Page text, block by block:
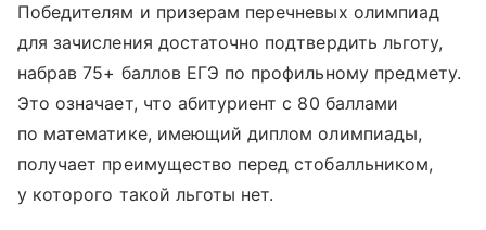
Победителям и призерам перечневых олимпиад
для зачисления достаточно подтвердить льготу,
набрав 75+ баллов ЕГЭ по профильному предмету.
Это означает, что абитуриент с 80 баллами
по математике, имеющий диплом олимпиады,
получает преимущество перед стобалльником,
у которого такой льготы нет.